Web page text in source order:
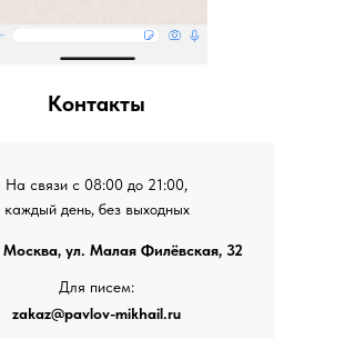
Контакты
Для писем:
zakaz@pavlov-mikhail.ru
На связи с 08:00 до 21:00,
каждый день, без выходных
ул. Малая Филёвская, 32